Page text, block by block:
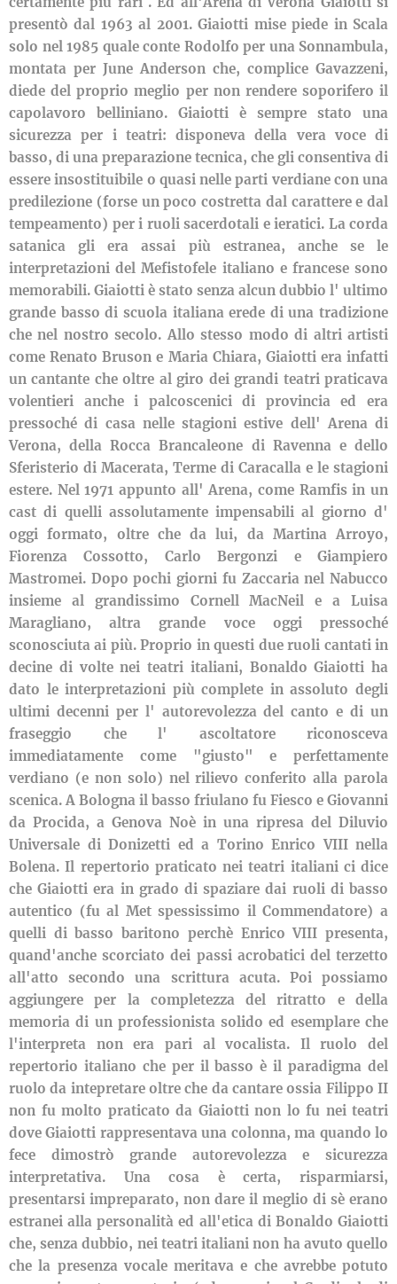
presentò dal 1963 al 2001. Giaiotti mise piede in Scala
solo nel 1985 quale conte Rodolfo per una Sonnambula,
montata per June Anderson che, complice Gavazzeni,
diede del proprio meglio per non rendere soporifero il
capolavoro belliniano. Giaiotti è sempre stato una
sicurezza per i teatri: disponeva della vera voce di
basso, di una preparazione tecnica, che gli consentiva di
essere insostituibile o quasi nelle parti verdiane con una
predilezione (forse un poco costretta dal carattere e dal
tempeamento) per i ruoli sacerdotali e ieratici. La corda
satanica gli era assai più estranea, anche se le
interpretazioni del Mefistofele italiano e francese sono
memorabili. Giaiotti è stato senza alcun dubbio l' ultimo
grande basso di scuola italiana erede di una tradizione
che nel nostro secolo. Allo stesso modo di altri artisti
come Renato Bruson e Maria Chiara, Giaiotti era infatti
un cantante che oltre al giro dei grandi teatri praticava
volentieri anche i palcoscenici di provincia ed era
pressoché di casa nelle stagioni estive dell' Arena di
Verona, della Rocca Brancaleone di Ravenna e dello
Sferisterio di Macerata, Terme di Caracalla e le stagioni
estere. Nel 1971 appunto all' Arena, come Ramfis in un
cast di quelli assolutamente impensabili al giorno d'
oggi formato, oltre che da lui, da Martina Arroyo,
Fiorenza Cossotto, Carlo Bergonzi e Giampiero
Mastromei. Dopo pochi giorni fu Zaccaria nel Nabucco
insieme al grandissimo Cornell MacNeil e a Luisa
Maragliano, altra grande voce oggi pressoché
sconosciuta ai più. Proprio in questi due ruoli cantati in
decine di volte nei teatri italiani, Bonaldo Giaiotti ha
dato le interpretazioni più complete in assoluto degli
ultimi decenni per l' autorevolezza del canto e di un
fraseggio che l' ascoltatore riconosceva
immediatamente come "giusto" e perfettamente
verdiano (e non solo) nel rilievo conferito alla parola
scenica. A Bologna il basso friulano fu Fiesco e Giovanni
da Procida, a Genova Noè in una ripresa del Diluvio
Universale di Donizetti ed a Torino Enrico VIII nella
Bolena. Il repertorio praticato nei teatri italiani ci dice
che Giaiotti era in grado di spaziare dai ruoli di basso
autentico (fu al Met spessissimo il Commendatore) a
quelli di basso baritono perchè Enrico VIII presenta,
quand'anche scorciato dei passi acrobatici del terzetto
all'atto secondo una scrittura acuta. Poi possiamo
aggiungere per la completezza del ritratto e della
memoria di un professionista solido ed esemplare che
l'interpreta non era pari al vocalista. Il ruolo del
repertorio italiano che per il basso è il paradigma del
ruolo da intepretare oltre che da cantare ossia Filippo II
non fu molto praticato da Giaiotti non lo fu nei teatri
dove Giaiotti rappresentava una colonna, ma quando lo
fece dimostrò grande autorevolezza e sicurezza
interpretativa. Una cosa è certa, risparmiarsi,
presentarsi impreparato, non dare il meglio di sè erano
estranei alla personalità ed all'etica di Bonaldo Giaiotti
che, senza dubbio, nei teatri italiani non ha avuto quello
che la presenza vocale meritava e che avrebbe potuto